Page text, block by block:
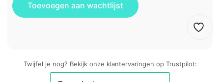
Twijfel je nog? Bekijk onze klantervaringen op Trustpilot: